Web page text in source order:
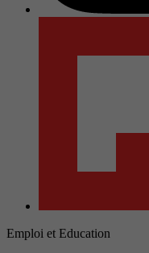
Emploi et Education